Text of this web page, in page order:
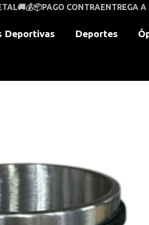
A NIVEL
Deportivas Deportes